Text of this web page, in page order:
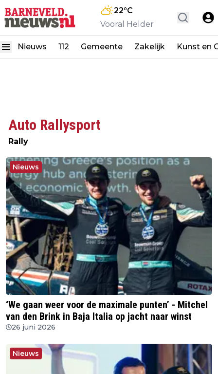
22°C
Vooral Helder
Nieuws 112 Gemeente Zakelijk Kunst en
Auto Rallysport
Rally
Nieuws
‘We gaan weer voor de maximale punten’ - Mitchel
van den Brink in Baja Italia op jacht naar winst
26 juni 2026
Nieuws